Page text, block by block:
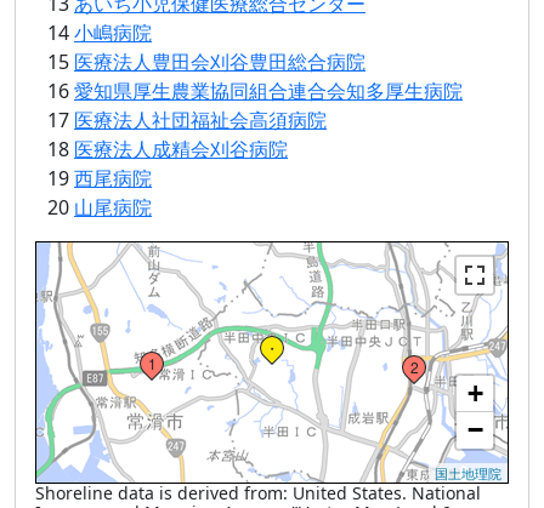
14小嶋病院
15 医療法人豊田会刈谷豊田総合病院
16愛知県厚生農業協同組合連合会知多厚生病院
17 医療法人社団福祉会高須病院
18 医療法人成精会刈谷病院
19西尾病院
20 山尾病院
Loading...
・
1 2
6
8
+
−
国土地理院
Shoreline data is derived from: United States. National